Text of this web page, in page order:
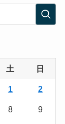
土 日
1 2
8 9